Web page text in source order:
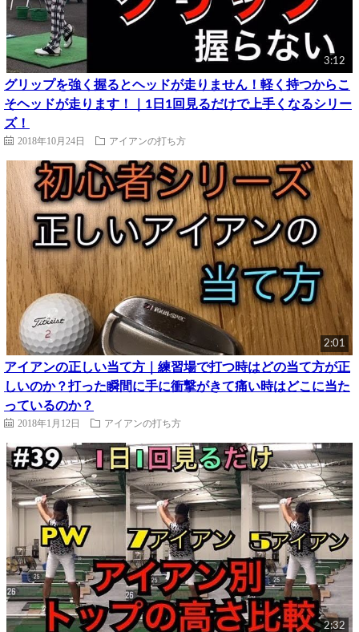
3:12
グリップを強く握るとヘッドが走りません！軽く持つからこ
そヘッドが走ります！｜1日1回見るだけで上手くなるシリー
ズ！
2018年10月24日 アイアンの打ち方
2:01
アイアンの正しい当て方｜練習場で打つ時はどの当て方が正
しいのか？打った瞬間に手に衝撃がきて痛い時はどこに当た
っているのか？
2018年1月12日 アイアンの打ち方
2:32